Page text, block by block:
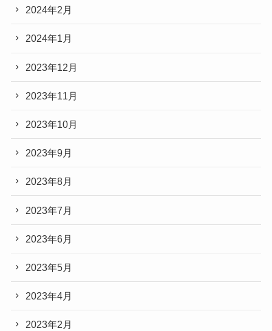
2024年2月
2024年1月
2023年12月
2023年11月
2023年10月
2023年9月
2023年8月
2023年7月
2023年6月
2023年5月
2023年4月
2023年2月